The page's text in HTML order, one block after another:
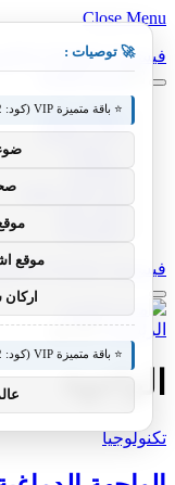
Close Menu
فيسبوك X (Twitter)
مقالات فنية
أخبار التقنية
فيسبوك X (Twitter)
الرئيسية»الواجهة
الواجهة
تكنولوجيا
🚀 توصيات :
⭐ باقة متميزة VIP (كود: AA35872):
موقع
⭐ باقة متميزة VIP (كود: AA86842):